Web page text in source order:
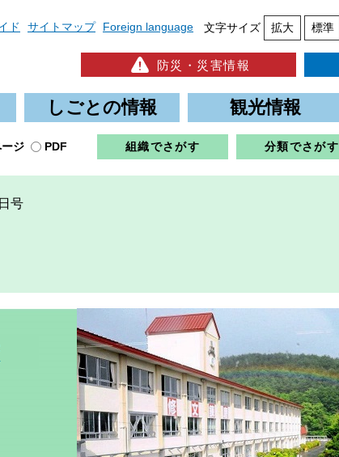
ド サイトマップ Foreign language 文字サイズ 拡大 標準
防災・災害情報
しごとの情報 観光情報
ジ PDF 組織でさがす 分類でさがす
号